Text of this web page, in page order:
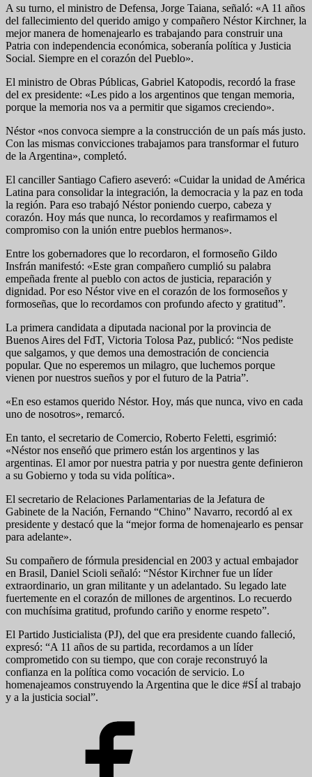
A su turno, el ministro de Defensa, Jorge Taiana, señaló: «A 11 años
del fallecimiento del querido amigo y compañero Néstor Kirchner, la
mejor manera de homenajearlo es trabajando para construir una
Patria con independencia económica, soberanía política y Justicia
Social. Siempre en el corazón del Pueblo».
El ministro de Obras Públicas, Gabriel Katopodis, recordó la frase
del ex presidente: «Les pido a los argentinos que tengan memoria,
porque la memoria nos va a permitir que sigamos creciendo».
Néstor «nos convoca siempre a la construcción de un país más justo.
Con las mismas convicciones trabajamos para transformar el futuro
de la Argentina», completó.
El canciller Santiago Cafiero aseveró: «Cuidar la unidad de América
Latina para consolidar la integración, la democracia y la paz en toda
la región. Para eso trabajó Néstor poniendo cuerpo, cabeza y
corazón. Hoy más que nunca, lo recordamos y reafirmamos el
compromiso con la unión entre pueblos hermanos».
Entre los gobernadores que lo recordaron, el formoseño Gildo
Insfrán manifestó: «Este gran compañero cumplió su palabra
empeñada frente al pueblo con actos de justicia, reparación y
dignidad. Por eso Néstor vive en el corazón de los formoseños y
formoseñas, que lo recordamos con profundo afecto y gratitud”.
La primera candidata a diputada nacional por la provincia de
Buenos Aires del FdT, Victoria Tolosa Paz, publicó: “Nos pediste
que salgamos, y que demos una demostración de conciencia
popular. Que no esperemos un milagro, que luchemos porque
vienen por nuestros sueños y por el futuro de la Patria”.
«En eso estamos querido Néstor. Hoy, más que nunca, vivo en cada
uno de nosotros», remarcó.
En tanto, el secretario de Comercio, Roberto Feletti, esgrimió:
«Néstor nos enseñó que primero están los argentinos y las
argentinas. El amor por nuestra patria y por nuestra gente definieron
a su Gobierno y toda su vida política».
El secretario de Relaciones Parlamentarias de la Jefatura de
Gabinete de la Nación, Fernando “Chino” Navarro, recordó al ex
presidente y destacó que la “mejor forma de homenajearlo es pensar
para adelante».
Su compañero de fórmula presidencial en 2003 y actual embajador
en Brasil, Daniel Scioli señaló: “Néstor Kirchner fue un líder
extraordinario, un gran militante y un adelantado. Su legado late
fuertemente en el corazón de millones de argentinos. Lo recuerdo
con muchísima gratitud, profundo cariño y enorme respeto”.
El Partido Justicialista (PJ), del que era presidente cuando falleció,
expresó: “A 11 años de su partida, recordamos a un líder
comprometido con su tiempo, que con coraje reconstruyó la
confianza en la política como vocación de servicio. Lo
homenajeamos construyendo la Argentina que le dice #SÍ al trabajo
y a la justicia social”.